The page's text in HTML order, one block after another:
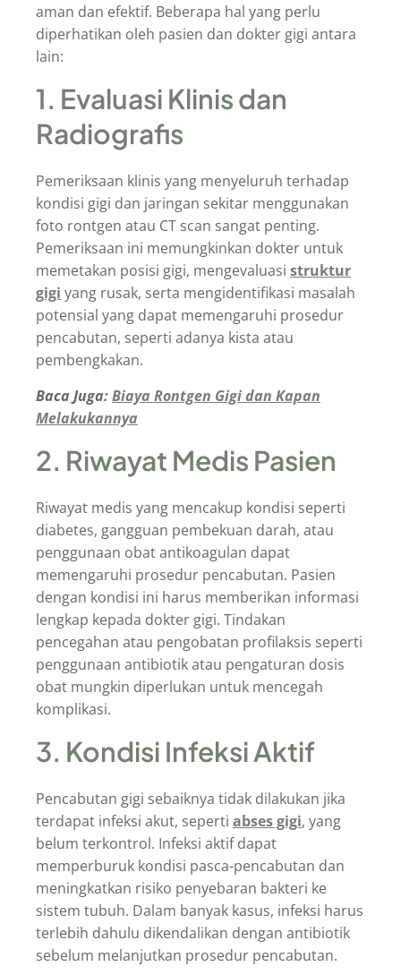
aman dan efektif. Beberapa hal yang perlu
diperhatikan oleh pasien dan dokter gigi antara
lain:
1. Evaluasi Klinis dan
Radiografis
Pemeriksaan klinis yang menyeluruh terhadap
kondisi gigi dan jaringan sekitar menggunakan
foto rontgen atau CT scan sangat penting.
Pemeriksaan ini memungkinkan dokter untuk
memetakan posisi gigi, mengevaluasi struktur
gigi yang rusak, serta mengidentifikasi masalah
potensial yang dapat memengaruhi prosedur
pencabutan, seperti adanya kista atau
pembengkakan.
Baca Juga:Biaya Rontgen Gigi dan Kapan
Melakukannya
2. Riwayat Medis Pasien
Riwayat medis yang mencakup kondisi seperti
diabetes, gangguan pembekuan darah, atau
penggunaan obat antikoagulan dapat
memengaruhi prosedur pencabutan. Pasien
dengan kondisi ini harus memberikan informasi
lengkap kepada dokter gigi. Tindakan
pencegahan atau pengobatan profilaksis seperti
penggunaan antibiotik atau pengaturan dosis
obat mungkin diperlukan untuk mencegah
komplikasi.
3. Kondisi Infeksi Aktif
Pencabutan gigi sebaiknya tidak dilakukan jika
terdapat infeksi akut, seperti abses gigi, yang
belum terkontrol. Infeksi aktif dapat
memperburuk kondisi pasca-pencabutan dan
meningkatkan risiko penyebaran bakteri ke
sistem tubuh. Dalam banyak kasus, infeksi harus
terlebih dahulu dikendalikan dengan antibiotik
sebelum melanjutkan prosedur pencabutan.